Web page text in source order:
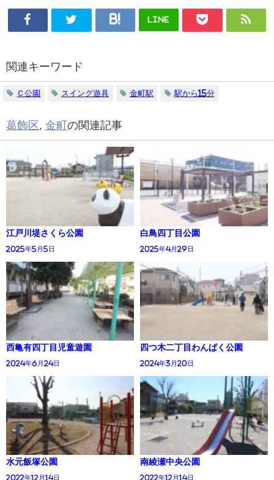
LINE
関連キーワード
Ｃ公園 スイング遊具 金町駅 駅から15分
葛飾区 , 金町 の関連記事
江戸川堤さくら公園
2025年5月5日
白鳥四丁目公園
2025年4月29日
西亀有四丁目児童遊園
2024年6月24日
四つ木二丁目わんぱく公園
2024年3月20日
水元飯塚公園
2022年12月14日
南綾瀬中央公園
2022年12月14日